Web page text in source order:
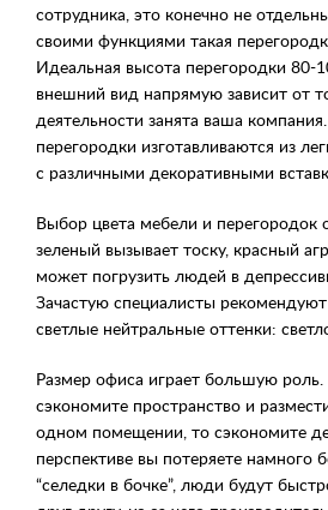
сотрудника, это конечно не
своими функциями такая
Идеальная высота перегородки 80-
внешний вид напрямую зависит от
деятельности занята ваша
перегородки изготавливаются из
с различными декоративными
Выбор цвета мебели и перегородок
зеленый вызывает тоску, красный
может погрузить людей в
Зачастую специалисты
светлые нейтральные оттенки:
Размер офиса играет большую
сэкономите пространство и
одном помещении, то сэкономите
перспективе вы потеряете намного
“селедки в бочке”, люди будут